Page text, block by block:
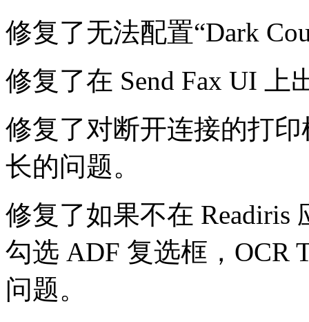
修复了无法配置“Dark
修复了在 Send Fax UI
修复了对断开连接的打
长的问题。
修复了如果不在 Readiris
勾选 ADF 复选框，OCR
问题。